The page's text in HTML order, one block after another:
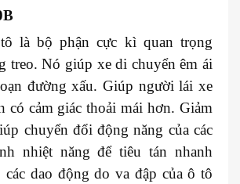
là bộ phận cực kì quan trọng
treo. Nó giúp xe di chuyển êm ái
đường xấu. Giúp người lái xe
có cảm giác thoải mái hơn. Giảm
chuyển đổi động năng của các
nhiệt năng để tiêu tán nhanh
dao động do va đập của ô tô